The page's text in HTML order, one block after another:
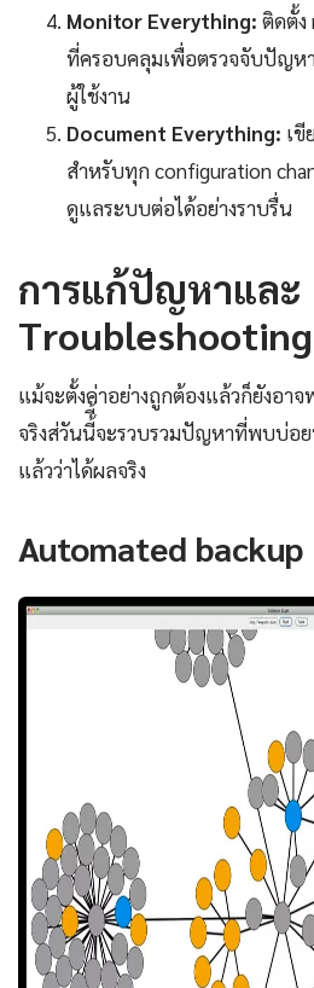
Monitor Everything: ติดตั้ง
ที่ครอบคลุมเพื่อตรวจจับปัญห
ผู้ใช้งาน
Document Everything: เ
สำหรับทุก configuration
ดูแลระบบต่อได้อย่างราบรื่น
การแก้ปัญหาและ
Troubleshooting
แม้จะตั้งค่าอย่างถูกต้องแล้วก็ยังอา
จริงส่วันนี้ี้จะรวบรวมปัญหาที่พบบ่อ
แล้วว่าได้ผลจริง
Automated backup